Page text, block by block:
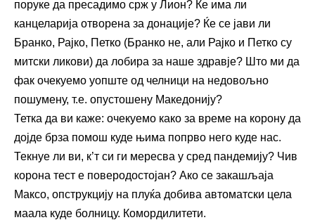
поруке да пресадимо срж у Лион? Ќе има ли
канцеларија отворена за донације? Ќе се јави ли
Бранко, Рајко, Петко (Бранко не, али Рајко и Петко су
митски ликови) да лобира за наше здравје? Што ми да
фак очекуемо уопште од челници на недовољно
пошумену, т.е. опустошену Македонију?
Тетка да ви каже: очекуемо како за време на корону да
дојде брза помош куде њима попрво него куде нас.
Текнуе ли ви, к’т си ги мересва у сред пандемију? Чив
корона тест е поверодостојан? Ако се закашљаја
Максо, опструкцију на плуќа добива автоматски цела
маала куде болницу. Комордилитети.